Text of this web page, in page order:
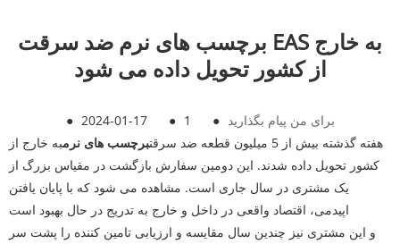
برچسب های نرم ضد سرقت EAS به خارج
از کشور تحویل داده می شود
● 2024-01-17 ● 1 ● برای من پیام بگذارید
هفته گذشته بیش از 5 میلیون قطعه ضد سرقت
برچسب های نرمبه خارج از
کشور تحویل داده شدند. این دومین سفارش بازگشت در مقیاس بزرگ از
یک مشتری در سال جاری است. مشاهده می شود که با پایان یافتن
اپیدمی، اقتصاد واقعی در داخل و خارج به تدریج در حال بهبود است
و این مشتری نیز چندین سال مقایسه و ارزیابی تامین کننده را پشت سر